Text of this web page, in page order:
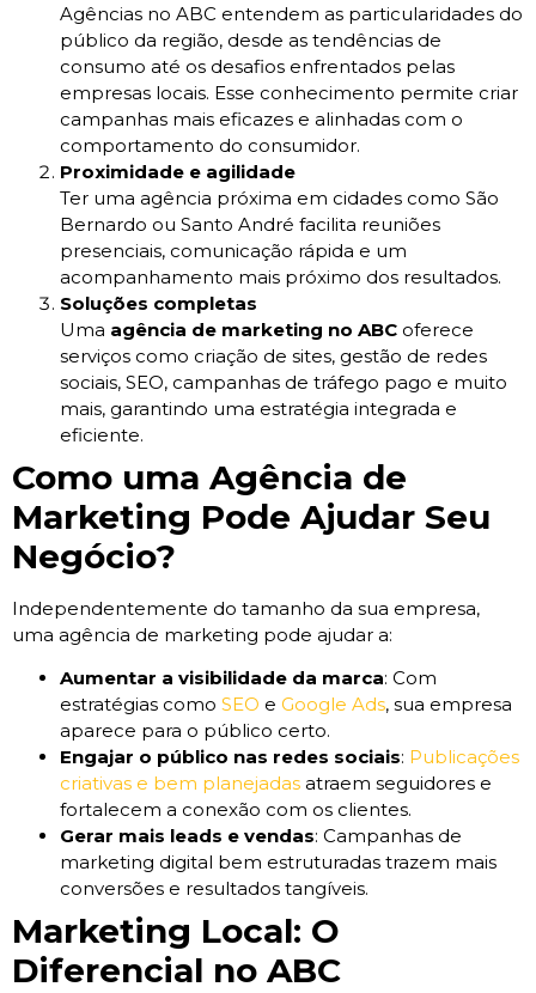
Agências no ABC entendem as particularidades do
público da região, desde as tendências de
consumo até os desafios enfrentados pelas
empresas locais. Esse conhecimento permite criar
campanhas mais eficazes e alinhadas com o
comportamento do consumidor.
Proximidade e agilidade
Ter uma agência próxima em cidades como São
Bernardo ou Santo André facilita reuniões
presenciais, comunicação rápida e um
acompanhamento mais próximo dos resultados.
Soluções completas
Uma agência de marketing no ABC oferece
serviços como criação de sites, gestão de redes
sociais, SEO, campanhas de tráfego pago e muito
mais, garantindo uma estratégia integrada e
eficiente.
Como uma Agência de
Marketing Pode Ajudar Seu
Negócio?
Independentemente do tamanho da sua empresa,
uma agência de marketing pode ajudar a:
Aumentar a visibilidade da marca: Com
estratégias como SEO e Google Ads, sua empresa
aparece para o público certo.
Engajar o público nas redes sociais: Publicações
criativas e bem planejadas atraem seguidores e
fortalecem a conexão com os clientes.
Gerar mais leads e vendas: Campanhas de
marketing digital bem estruturadas trazem mais
conversões e resultados tangíveis.
Marketing Local: O
Diferencial no ABC